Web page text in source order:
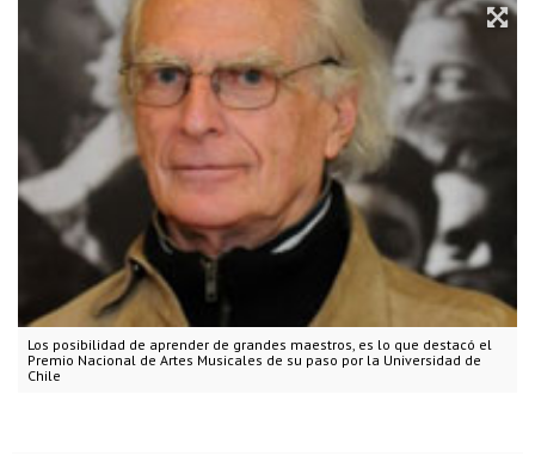
Los posibilidad de aprender de grandes maestros, es lo que destacó el
Premio Nacional de Artes Musicales de su paso por la Universidad de
Chile